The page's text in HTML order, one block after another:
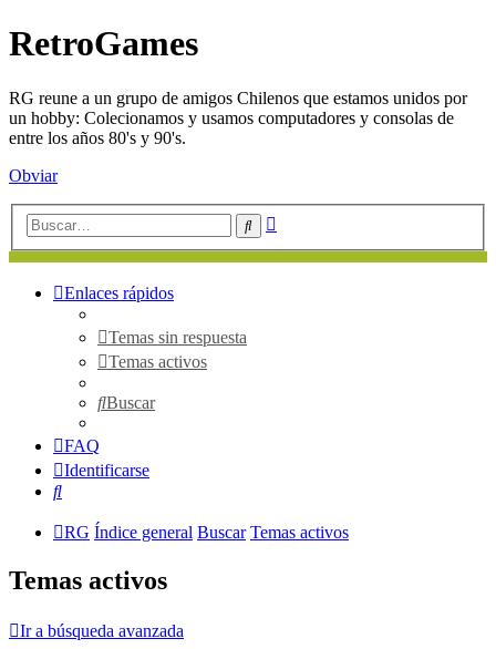
RetroGames
RG reune a un grupo de amigos Chilenos que estamos unidos por
un hobby: Colecionamos y usamos computadores y consolas de
entre los años 80's y 90's.
Obviar
Buscar
Enlaces rápidos
Temas sin respuesta
Temas activos
Buscar
FAQ
Identificarse
Buscar
RG Índice general Buscar Temas activos
Temas activos
Ir a búsqueda avanzada